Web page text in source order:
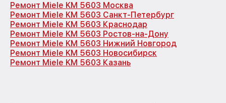
Ремонт Miele KM 5603 Москва
Ремонт Miele KM 5603 Санкт-Петербург
Ремонт Miele KM 5603 Краснодар
Ремонт Miele KM 5603 Ростов-на-Дону
Ремонт Miele KM 5603 Нижний Новгород
Ремонт Miele KM 5603 Новосибирск
Ремонт Miele KM 5603 Казань